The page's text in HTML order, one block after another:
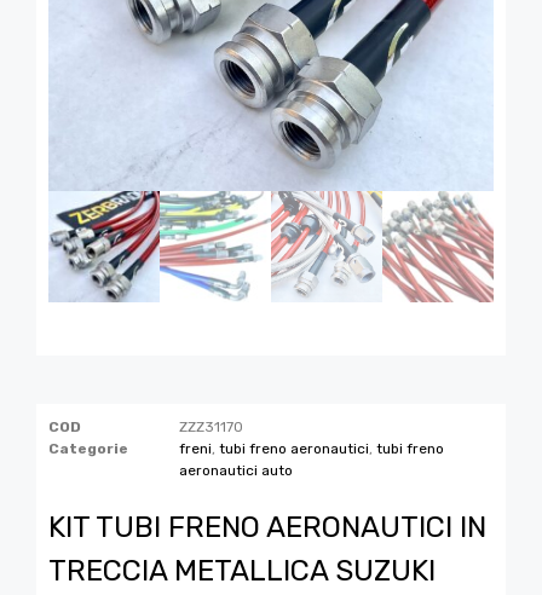
COD
ZZZ31170
Categorie
freni tubi freno aeronautici tubi freno
aeronautici auto
KIT TUBI FRENO AERONAUTICI IN
TRECCIA METALLICA SUZUKI